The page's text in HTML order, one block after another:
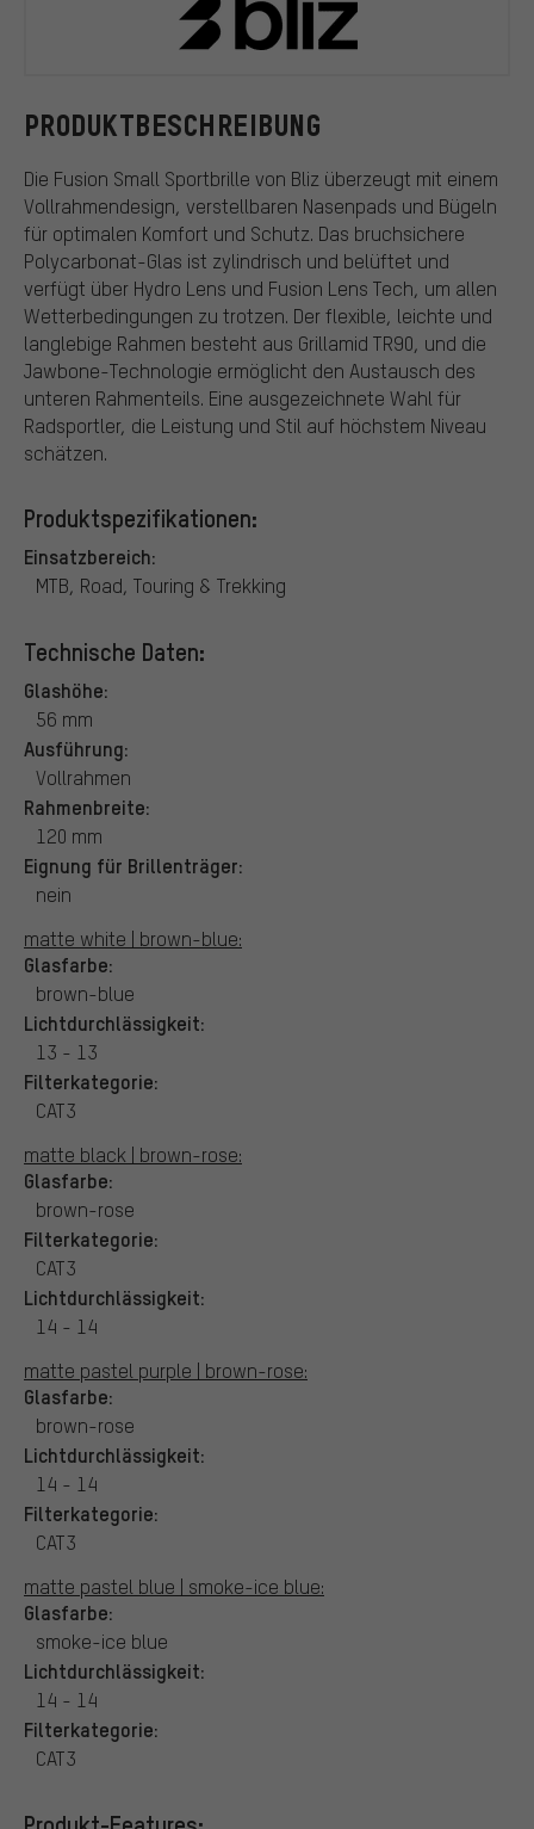
PRODUKTBESCHREIBUNG
Die Fusion Small Sportbrille von Bliz überzeugt mit einem
Vollrahmendesign, verstellbaren Nasenpads und Bügeln
für optimalen Komfort und Schutz. Das bruchsichere
Polycarbonat-Glas ist zylindrisch und belüftet und
verfügt über Hydro Lens und Fusion Lens Tech, um allen
Wetterbedingungen zu trotzen. Der flexible, leichte und
langlebige Rahmen besteht aus Grillamid TR90, und die
Jawbone-Technologie ermöglicht den Austausch des
unteren Rahmenteils. Eine ausgezeichnete Wahl für
Radsportler, die Leistung und Stil auf höchstem Niveau
schätzen.
Produktspezifikationen:
Einsatzbereich:
MTB, Road, Touring & Trekking
Technische Daten:
Glashöhe:
56 mm
Ausführung:
Vollrahmen
Rahmenbreite:
120 mm
Eignung für Brillenträger:
nein
matte white | brown-blue:
Glasfarbe:
brown-blue
Lichtdurchlässigkeit:
13 - 13
Filterkategorie:
CAT3
matte black | brown-rose:
Glasfarbe:
brown-rose
Filterkategorie:
CAT3
Lichtdurchlässigkeit:
14 - 14
matte pastel purple | brown-rose:
Glasfarbe:
brown-rose
Lichtdurchlässigkeit:
14 - 14
Filterkategorie:
CAT3
matte pastel blue | smoke-ice blue:
Glasfarbe:
smoke-ice blue
Lichtdurchlässigkeit:
14 - 14
Filterkategorie:
CAT3